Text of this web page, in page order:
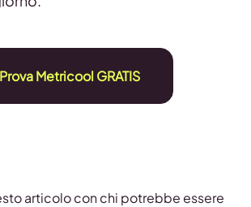
Prova Metricool GRATIS
articolo con chi potrebbe essere